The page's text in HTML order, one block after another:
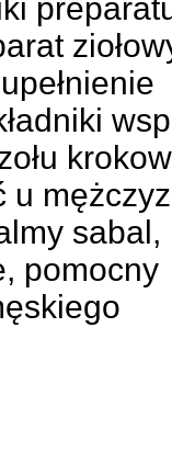
u
sabal,
pomocny